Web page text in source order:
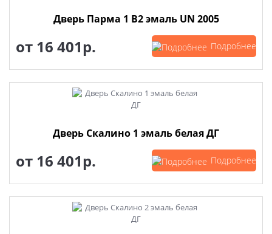
Дверь Парма 1 В2 эмаль UN 2005
от 16 401р. Подробнее
Дверь Скалино 1 эмаль белая ДГ
от 16 401р. Подробнее